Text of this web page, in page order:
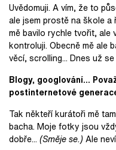
Uvědomuji. A vím, že to
ale jsem prostě na škole
mě bavilo rychle tvořit, ale
kontroluji. Obecně mě ale
věcí, scrolling... Dnes už
Blogy, googlování...
postinternetové
Tak někteří kurátoři mě
bacha. Moje fotky jsou
dobře... (Směje se.)Ale